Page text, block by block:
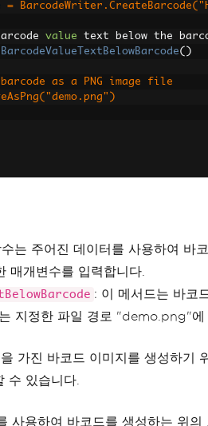
=
value text below the
()
as a PNG image file
수는 주어진 데이터를 사용하여
개변수를 입력합니다.
: 이 메서드는 바코
지정한 파일 경로 "demo.png"에
가진 바코드 이미지를 생성하기
수 있습니다.
용하여 바코드를 생성하는 위의